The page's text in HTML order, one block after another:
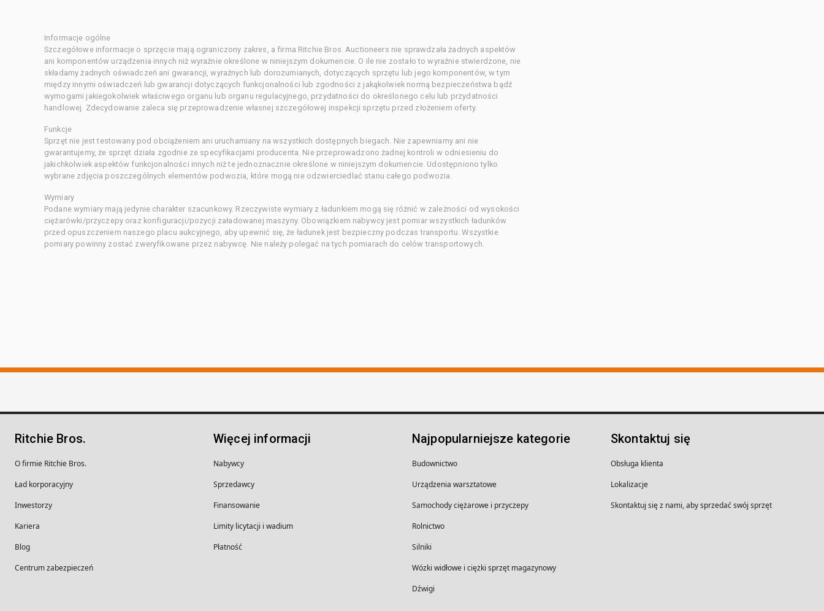
Informacje ogólne
Szczegółowe informacje o sprzęcie mają ograniczony zakres, a firma Ritchie Bros. Auctioneers nie sprawdzała żadnych aspektów
ani komponentów urządzenia innych niż wyraźnie określone w niniejszym dokumencie. O ile nie zostało to wyraźnie stwierdzone, nie
składamy żadnych oświadczeń ani gwarancji, wyraźnych lub dorozumianych, dotyczących sprzętu lub jego komponentów, w tym
między innymi oświadczeń lub gwarancji dotyczących funkcjonalności lub zgodności z jakąkolwiek normą bezpieczeństwa bądź
wymogami jakiegokolwiek właściwego organu lub organu regulacyjnego, przydatności do określonego celu lub przydatności
handlowej. Zdecydowanie zaleca się przeprowadzenie własnej szczegółowej inspekcji sprzętu przed złożeniem oferty.
Funkcje
Sprzęt nie jest testowany pod obciążeniem ani uruchamiany na wszystkich dostępnych biegach. Nie zapewniamy ani nie
gwarantujemy, że sprzęt działa zgodnie ze specyfikacjami producenta. Nie przeprowadzono żadnej kontroli w odniesieniu do
jakichkolwiek aspektów funkcjonalności innych niż te jednoznacznie określone w niniejszym dokumencie. Udostępniono tylko
wybrane zdjęcia poszczególnych elementów podwozia, które mogą nie odzwierciedlać stanu całego podwozia.
Wymiary
Podane wymiary mają jedynie charakter szacunkowy. Rzeczywiste wymiary z ładunkiem mogą się różnić w zależności od wysokości
ciężarówki/przyczepy oraz konfiguracji/pozycji załadowanej maszyny. Obowiązkiem nabywcy jest pomiar wszystkich ładunków
przed opuszczeniem naszego placu aukcyjnego, aby upewnić się, że ładunek jest bezpieczny podczas transportu. Wszystkie
pomiary powinny zostać zweryfikowane przez nabywcę. Nie należy polegać na tych pomiarach do celów transportowych.
Ritchie Bros.
O firmie Ritchie Bros.
Ład korporacyjny
Inwestorzy
Kariera
Blog
Centrum zabezpieczeń
Więcej informacji
Nabywcy
Sprzedawcy
Finansowanie
Limity licytacji i wadium
Płatność
Najpopularniejsze kategorie
Budownictwo
Urządzenia warsztatowe
Samochody ciężarowe i przyczepy
Rolnictwo
Silniki
Wózki widłowe i ciężki sprzęt magazynowy
Dźwigi
Skontaktuj się
Obsługa klienta
Lokalizacje
Skontaktuj się z nami, aby sprzedać swój sprzęt